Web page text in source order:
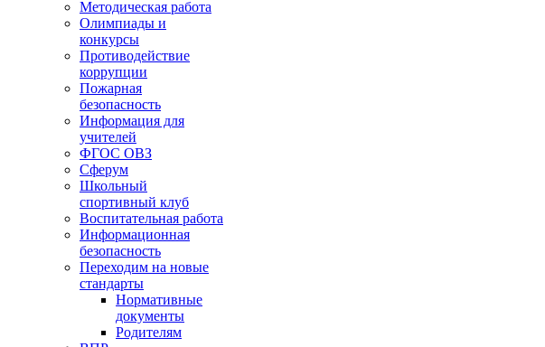
Методическая работа
Олимпиады и
конкурсы
Противодействие
коррупции
Пожарная
безопасность
Информация для
учителей
ФГОС ОВЗ
Сферум
Школьный
спортивный клуб
Воспитательная работа
Информационная
безопасность
Переходим на новые
стандарты
Нормативные
документы
Родителям